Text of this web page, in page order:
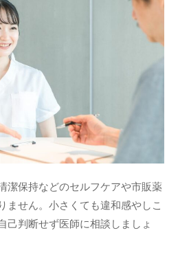
潔保持などのセルフケアや市販薬
ません。小さくても違和感やしこ
己判断せず医師に相談しましょ